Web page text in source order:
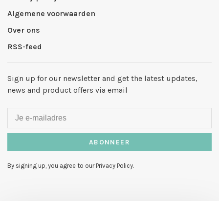
Algemene voorwaarden
Over ons
RSS-feed
Sign up for our newsletter and get the latest updates,
news and product offers via email
ABONNEER
By signing up, you agree to our Privacy Policy.